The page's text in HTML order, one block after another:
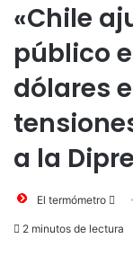
«Chile
público
dólares
a la
El termómetro
2 minutos de lectura